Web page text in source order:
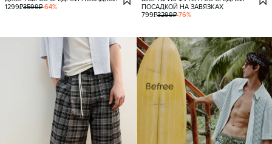
1299₽3599₽-64%
ПОСАДКОЙ НА ЗАВЯЗКАХ
799₽3299₽-76%